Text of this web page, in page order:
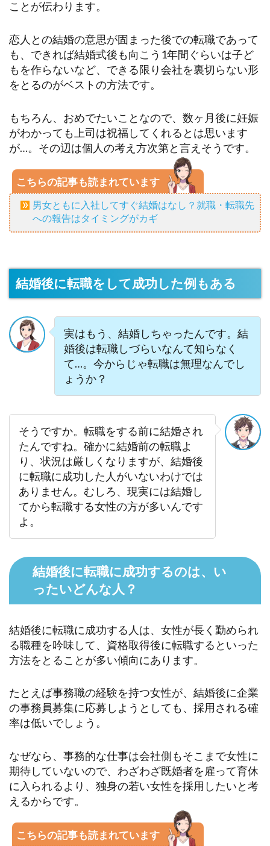
ことが伝わります。
恋人との結婚の意思が固まった後での転職であって
も、できれば結婚式後も向こう1年間ぐらいは子ど
もを作らないなど、できる限り会社を裏切らない形
をとるのがベストの方法です。
もちろん、おめでたいことなので、数ヶ月後に妊娠
がわかっても上司は祝福してくれるとは思います
が…。その辺は個人の考え方次第と言えそうです。
こちらの記事も読まれています
男女ともに入社してすぐ結婚はなし？就職・転職先
への報告はタイミングがカギ
結婚後に転職をして成功した例もある
実はもう、結婚しちゃったんです。結
婚後は転職しづらいなんて知らなく
て…。今からじゃ転職は無理なんでし
ょうか？
そうですか。転職をする前に結婚され
たんですね。確かに結婚前の転職よ
り、状況は厳しくなりますが、結婚後
に転職に成功した人がいないわけでは
ありません。むしろ、現実には結婚し
てから転職する女性の方が多いんです
よ。
結婚後に転職に成功するのは、い
ったいどんな人？
結婚後に転職に成功する人は、女性が長く勤められ
る職種を吟味して、資格取得後に転職するといった
方法をとることが多い傾向にあります。
たとえば事務職の経験を持つ女性が、結婚後に企業
の事務員募集に応募しようとしても、採用される確
率は低いでしょう。
なぜなら、事務的な仕事は会社側もそこまで女性に
期待していないので、わざわざ既婚者を雇って育休
に入られるより、独身の若い女性を採用したいと考
えるからです。
こちらの記事も読まれています